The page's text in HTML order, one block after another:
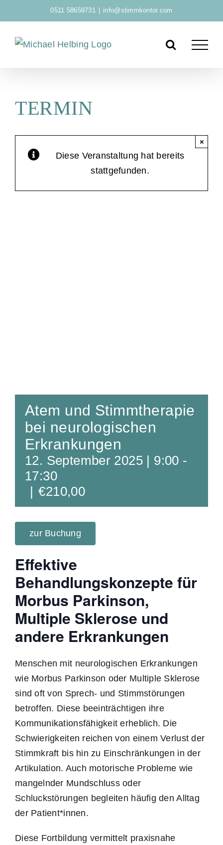
Inhalt
springen
0511 58659731 info@stimmkontor.com
TERMIN
Diese Veranstaltung hat bereits
stattgefunden.
×
Atem und Stimmtherapie
bei neurologischen
Erkrankungen
12. September 2025 | 9:00 -
17:30
| €210,00
zur Buchung
Effektive
Behandlungskonzepte für
Morbus Parkinson,
Multiple Sklerose und
andere Erkrankungen
Menschen mit neurologischen Erkrankungen
wie Morbus Parkinson oder Multiple Sklerose
sind oft von Sprech- und Stimmstörungen
betroffen. Diese beeinträchtigen ihre
Kommunikationsfähigkeit erheblich. Die
Schwierigkeiten reichen von einem Verlust der
Stimmkraft bis hin zu Einschränkungen in der
Artikulation. Auch motorische Probleme wie
mangelnder Mundschluss oder
Schluckstörungen begleiten häufig den Alltag
der Patient*innen.
Diese Fortbildung vermittelt praxisnahe